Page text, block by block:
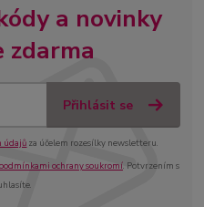
a novinky
zdarma
Přihlásit se
údajů za účelem rozesílky newsletteru.
podmínkami ochrany soukromí. Potvrzením s